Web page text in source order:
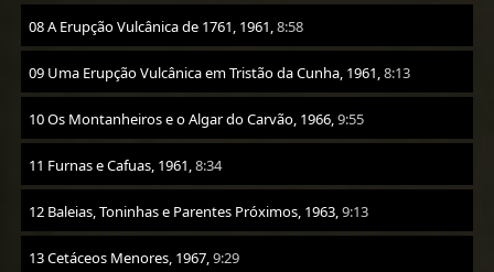
08 A Erupção Vulcânica de 1761, 1961,8:58
09 Uma Erupção Vulcânica em Tristão da Cunha, 1961,8:13
10 Os Montanheiros e o Algar do Carvão, 1966,9:55
11 Furnas e Cafuas, 1961,8:34
12 Baleias, Toninhas e Parentes Próximos, 1963,9:13
13 Cetáceos Menores, 1967,9:29